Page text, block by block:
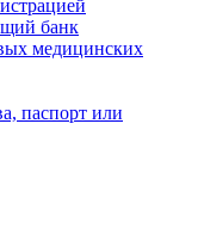
банк
медицинских
паспорт или